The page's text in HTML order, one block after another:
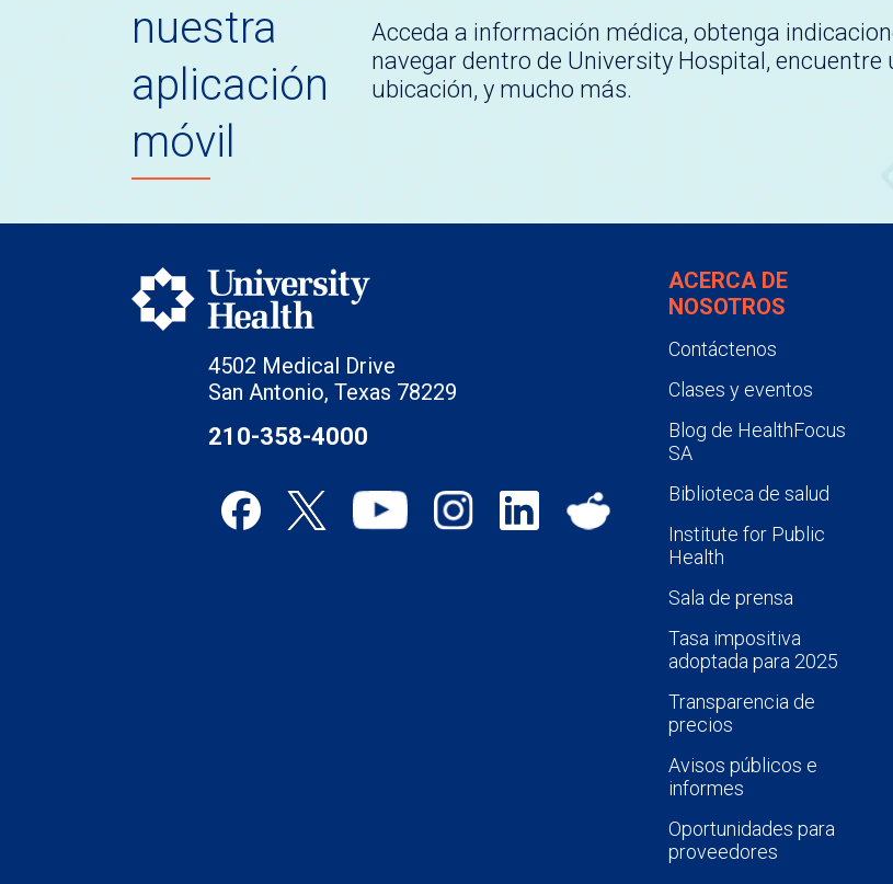
nuestra
aplicación
móvil
Acceda a información médica, obtenga
navegar dentro de University Hospital, encuentre
ubicación, y mucho más.
4502 Medical Drive
San Antonio, Texas 78229
210-358-4000
ACERCA DE
NOSOTROS
Contáctenos
Clases y eventos
Blog de HealthFocus
SA
Biblioteca de salud
Institute for Public
Health
Sala de prensa
Tasa impositiva
adoptada para 2025
Transparencia de
precios
Avisos públicos e
informes
Oportunidades para
proveedores